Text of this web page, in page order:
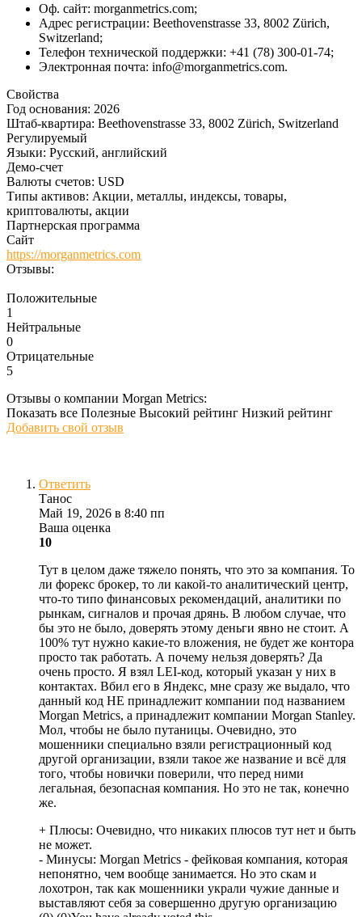
Оф. сайт: morganmetrics.com;
Адрес регистрации: Beethovenstrasse 33, 8002 Zürich,
Switzerland;
Телефон технической поддержки: +41 (78) 300-01-74;
Электронная почта: info@morganmetrics.com.
Свойства
Год основания: 2026
Штаб-квартира: Beethovenstrasse 33, 8002 Zürich, Switzerland
Регулируемый
Языки: Русский, английский
Демо-счет
Валюты счетов: USD
Типы активов: Акции, металлы, индексы, товары,
криптовалюты, акции
Партнерская программа
Сайт
https://morganmetrics.com
Отзывы:
Положительные
1
Нейтральные
0
Отрицательные
5
Отзывы о компании Morgan Metrics:
Показать все Полезные Высокий рейтинг Низкий рейтинг
Добавить свой отзыв
Ответить
Танос
Май 19, 2026 в 8:40 пп
Ваша оценка
10
Тут в целом даже тяжело понять, что это за компания. То
ли форекс брокер, то ли какой-то аналитический центр,
что-то типо финансовых рекомендаций, аналитики по
рынкам, сигналов и прочая дрянь. В любом случае, что
бы это не было, доверять этому деньги явно не стоит. А
100% тут нужно какие-то вложения, не будет же контора
просто так работать. А почему нельзя доверять? Да
очень просто. Я взял LEI-код, который указан у них в
контактах. Вбил его в Яндекс, мне сразу же выдало, что
данный код НЕ принадлежит компании под названием
Morgan Metrics, а принадлежит компании Morgan Stanley.
Мол, чтобы не было путаницы. Очевидно, это
мошенники специально взяли регистрационный код
другой организации, взяли такое же название и всё для
того, чтобы новички поверили, что перед ними
легальная, безопасная компания. Но это не так, конечно
же.
+ Плюсы: Очевидно, что никаких плюсов тут нет и быть
не может.
- Минусы: Morgan Metrics - фейковая компания, которая
непонятно, чем вообще занимается. Но это скам и
лохотрон, так как мошенники украли чужие данные и
выставляют себя за совершенно другую организацию